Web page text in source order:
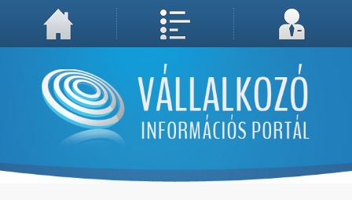
A weboldal használatával Ön elfogadja, hogy Cookie-kat (sütiket) tároljunk számítógépén. A sütik a weboldal megfelelő működéséhez
Megértettem, folytatás...